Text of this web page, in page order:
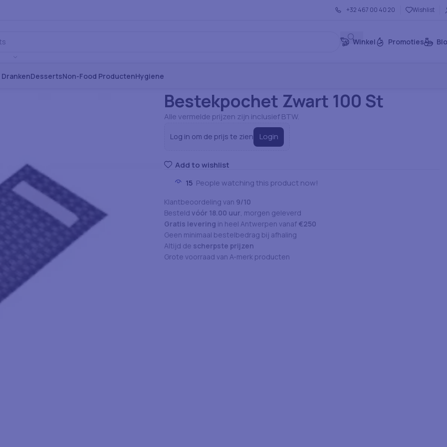
+32 467 00 40 20 Wishlist
Winkel Promoties
DessertsNon-Food ProductenHygiene
Bestekpochet Zwart 100 St
Alle vermelde prijzen zijn inclusief BTW.
Log in om de prijs te zien Login
Add to wishlist
15 People watching this product now!
Klantbeoordeling van 9/10
Besteld vóór 18.00 uur, morgen geleverd
Gratis levering in heel Antwerpen vanaf €250
Geen minimaal bestelbedrag bij afhaling
Altijd de scherpste prijzen
Grote voorraad van A-merk producten